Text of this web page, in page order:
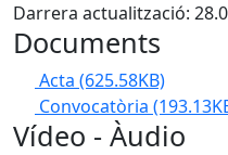
Darrera actualització:
Documents
Acta (625.58KB)
Convocatòria
Vídeo - Àudio